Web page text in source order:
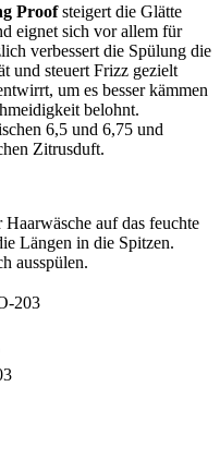
Proofsteigert die Glätte
eignet sich vor allem für
verbessert die Spülung die
und steuert Frizz gezielt
um es besser kämmen
belohnt.
6,5 und 6,75 und
Zitrusduft.
auf das feuchte
Längen in die Spitzen.
ausspülen.
203